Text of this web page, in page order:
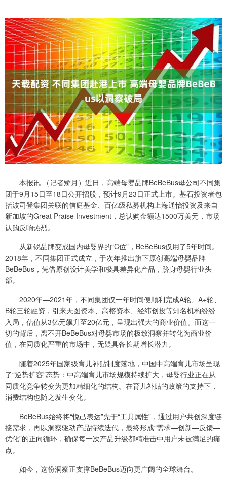
本报讯 （记者矫月）近日，高端母婴品牌BeBeBus母公司不同集
团于9月15日至18日公开招股，预计9月23日正式上市。基石投资者包
括波司登集团关联的信庭基金、百亿级私募机构上海通怡投资及来自
新加坡的Great Praise Investment，总认购金额达1500万美元，市场
认购反响热烈。
从新锐品牌变成国内母婴界的“C位”，BeBeBus仅用了5年时间。
2018年，不同集团正式成立，于次年推出旗下原创高端母婴品牌
BeBeBus，凭借原创设计美学和极具差异化产品，跻身母婴行业头
部。
2020年—2021年，不同集团仅一年时间便顺利完成A轮、A+轮、
B轮三轮融资，引来天图资本、高榕资本、经纬创投等知名机构纷纷
入局，估值从3亿元飙升至20亿元，呈现出强大的商业价值。而这一
切的背后，离不开BeBeBus对母婴市场的极致洞察并转化为商业价
值，在同质化严重的市场中，无疑具备长期增长潜力。
随着2025年国家级育儿补贴制度落地，中国中高端育儿市场呈现
了“逆势扩容”态势：中高端育儿市场规模持续扩大，母婴行业正在从
同质化竞争转变为更加精细化的结构。在育儿补贴的政策的支持下，
消费结构也随之发生变化。
BeBeBus始终将“悦己表达”先于“工具属性”，通过用户共创深度链
接需求，再以洞察驱动产品持续迭代，最终形成“需求—创新—反馈—
优化”的正向循环，确保每一次产品升级都精准击中用户未被满足的痛
点。
如今，这份洞察正支撑BeBeBus迈向更广阔的全球舞台。